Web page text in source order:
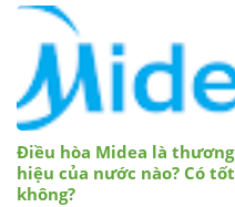
Điều hòa Midea là thương
hiệu của nước nào? Có tốt
không?